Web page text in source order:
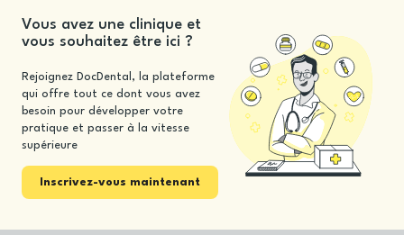
Vous avez une clinique et
vous souhaitez être ici ?
Rejoignez DocDental, la plateforme
qui offre tout ce dont vous avez
besoin pour développer votre
pratique et passer à la vitesse
supérieure
Inscrivez-vous maintenant